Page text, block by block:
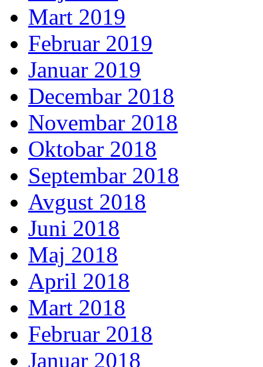
Mart 2019
Februar 2019
Januar 2019
Decembar 2018
Novembar 2018
Oktobar 2018
Septembar 2018
Avgust 2018
Juni 2018
Maj 2018
April 2018
Mart 2018
Februar 2018
Januar 2018